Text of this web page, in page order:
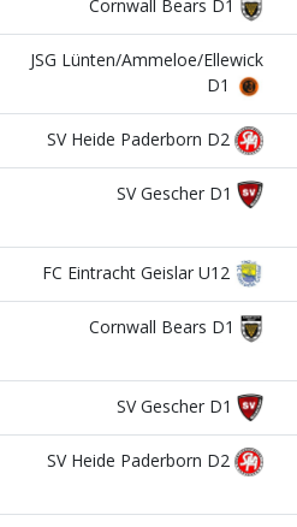
Cornwall Bears D1
JSG Lünten/Ammeloe/Ellewick
D1
SV Heide Paderborn D2
SV Gescher D1
FC Eintracht Geislar U12
Cornwall Bears D1
SV Gescher D1
SV Heide Paderborn D2